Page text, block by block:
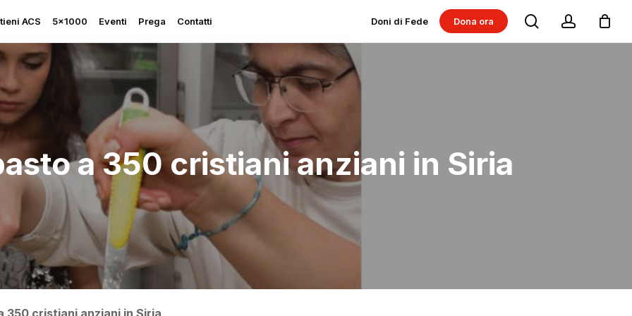
Rapporto sulla Libertà
Religiosa
Perseguitati più che mai
Ascolta le sue grida
Sostegno all’Ucraina
ACS 5×1000 Eventi Prega Contatti Doni di Fede Dona ora searchaccount
a 350 cristiani anziani in Siria
350 cristiani anziani in Siria